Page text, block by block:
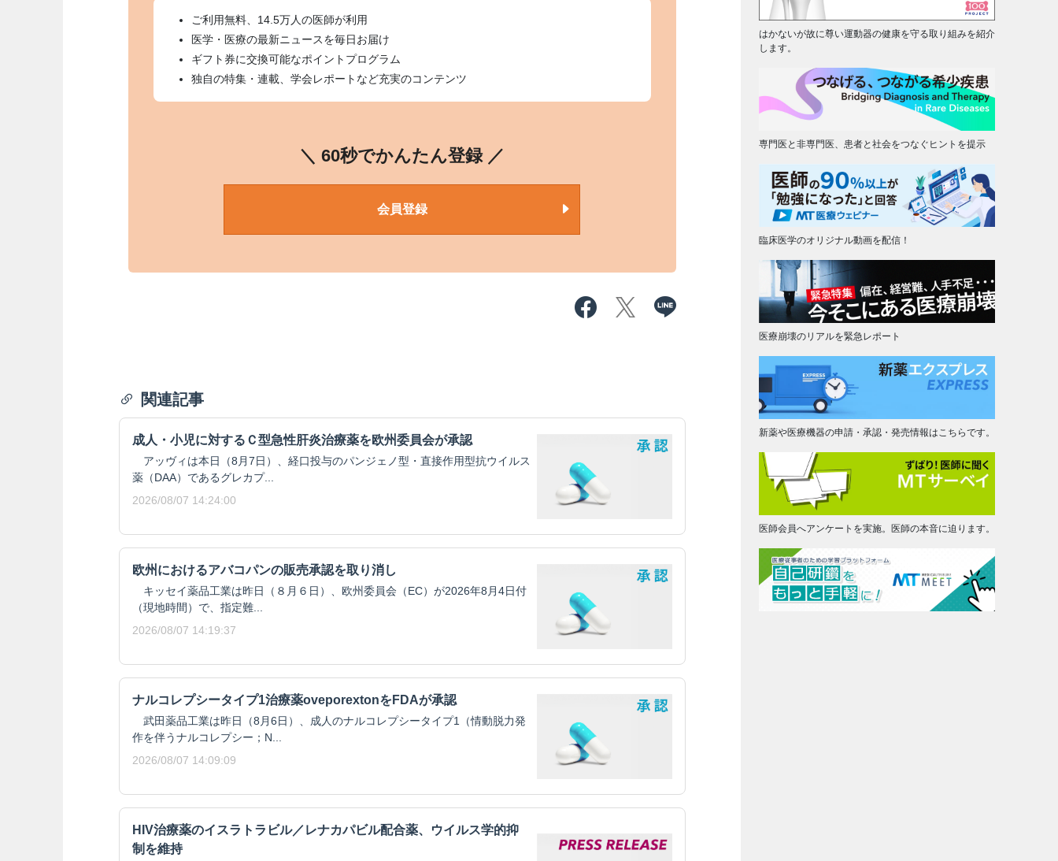
ご利用無料、14.5万人の医師が利用
医学・医療の最新ニュースを毎日お届け
ギフト券に交換可能なポイントプログラム
独自の特集・連載、学会レポートなど充実のコンテンツ
＼ 60秒でかんたん登録 ／
会員登録
関連記事
成人・小児に対するＣ型急性肝炎治療薬を欧州委員会が承認
アッヴィは本日（8月7日）、経口投与のパンジェノ型・直接作用型抗ウイルス
薬（DAA）であるグレカプ...
2026/08/07 14:24:00
欧州におけるアバコパンの販売承認を取り消し
キッセイ薬品工業は昨日（８月６日）、欧州委員会（EC）が2026年8月4日付
（現地時間）で、指定難...
2026/08/07 14:19:37
ナルコレプシータイプ1治療薬oveporextonをFDAが承認
武田薬品工業は昨日（8月6日）、成人のナルコレプシータイプ1（情動脱力発
作を伴うナルコレプシー；N...
2026/08/07 14:09:09
HIV治療薬のイスラトラビル／レナカパビル配合薬、ウイルス学的抑
制を維持
はかないが故に尊い運動器の健康を守る取り組みを紹介
します。
専門医と非専門医、患者と社会をつなぐヒントを提示
臨床医学のオリジナル動画を配信！
医療崩壊のリアルを緊急レポート
新薬や医療機器の申請・承認・発売情報はこちらです。
医師会員へアンケートを実施。医師の本音に迫ります。